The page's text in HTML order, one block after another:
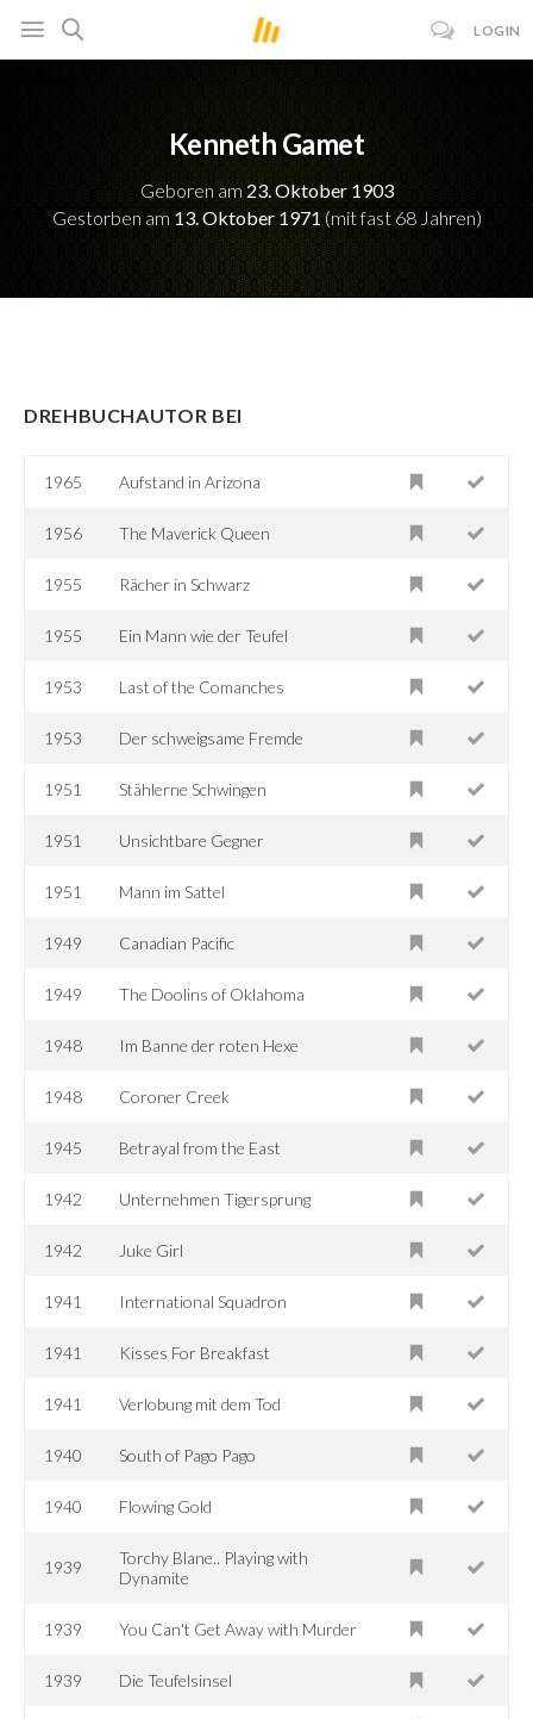
LOGIN
Kenneth Gamet
Geboren am 23. Oktober 1903
Gestorben am 13. Oktober 1971 (mit fast 68 Jahren)
DREHBUCHAUTOR BEI
1965 Aufstand in Arizona
1956 The Maverick Queen
1955 Rächer in Schwarz
1955 Ein Mann wie der Teufel
1953 Last of the Comanches
1953 Der schweigsame Fremde
1951 Stählerne Schwingen
1951 Unsichtbare Gegner
1951 Mann im Sattel
1949 Canadian Pacific
1949 The Doolins of Oklahoma
1948 Im Banne der roten Hexe
1948 Coroner Creek
1945 Betrayal from the East
1942 Unternehmen Tigersprung
1942 Juke Girl
1941 International Squadron
1941 Kisses For Breakfast
1941 Verlobung mit dem Tod
1940 South of Pago Pago
1940 Flowing Gold
1939
Torchy Blane.. Playing with
Dynamite
1939 You Can't Get Away with Murder
1939 Die Teufelsinsel